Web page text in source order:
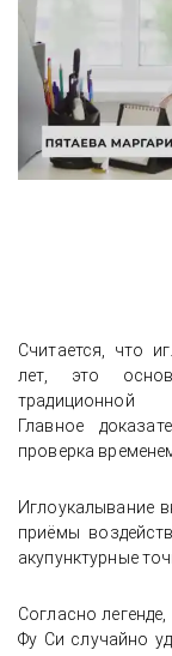
Считается, что
лет, это
Главное
проверка
Иглоукалывание
приёмы
акупунктурные
Согласно
Фу Си случайно